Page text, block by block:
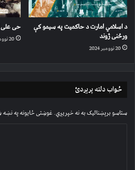
د اسلامي امارت د حاکمیت په سیمو کې
ورځنی ژوند
20 نوومبر 2024
حی علی
20 نوومبر 2024
ځواب دلته پرېږدئ
ستاسو برېښناليک به نه خپريږي.غوښتى ځایونه په